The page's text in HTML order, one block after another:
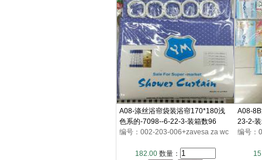
A08-涤丝浴帘袋装浴帘170*180浅
色系的-7098--6-22-3-装箱数96
编号：002-203-006+zavesa za wc
182.00 数量：
A08-
23-2-
编号：